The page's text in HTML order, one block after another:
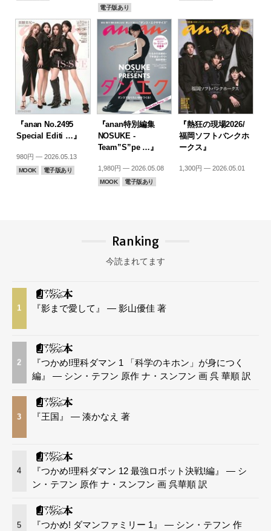
電子版あり
『anan No.2495
Special Editi …』
980円 — 2026.05.13
MOOK 電子版あり
『anan特別編集
NOSUKE -
Team”S”pe …』
1,980円 — 2026.05.08
MOOK 電子版あり
『熱狂の現場2026/
福岡ソフトバンクホ
ークス』
1,300円 — 2026.05.01
Ranking
今読まれてます
1 『影まで愛して』 — 影山優佳 著
2
『つかめ!理科ダマン 1 「科学のキホン」が身につく
編』 — シン・テフン 原作 ナ・スンフン 画 呉 華順 訳
3 『王国』 — 湊かなえ 著
4
『つかめ!理科ダマン 12 最強ロボット決戦!編』 — シ
ン・テフン 原作 ナ・スンフン 画 呉華順 訳
5
『つかめ! ダマンファミリー 1』 — シン・テフン 作